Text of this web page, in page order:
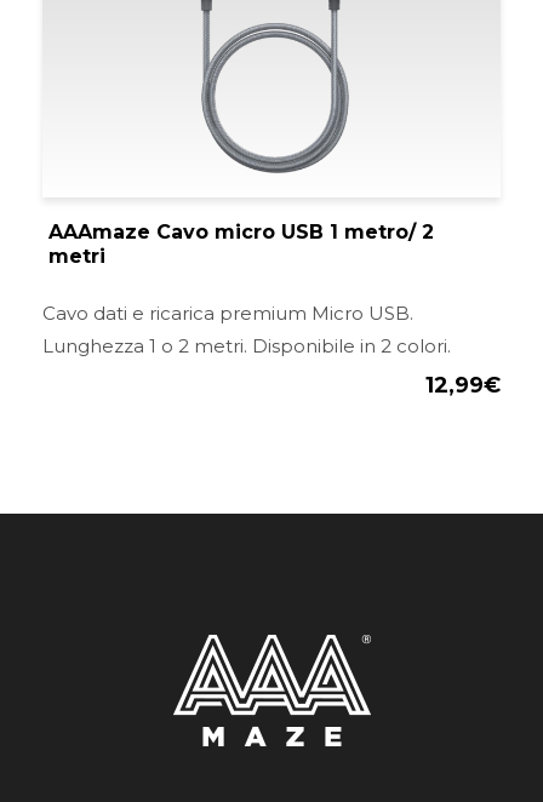
AAAmaze Cavo micro USB 1 metro/ 2
metri
Cavo dati e ricarica premium Micro USB.
Lunghezza 1 o 2 metri. Disponibile in 2 colori.
12,99€